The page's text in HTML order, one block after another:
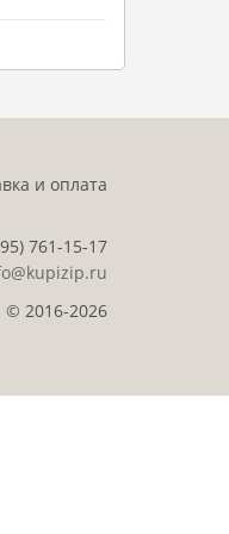
и оплата
761-15-17
© 2016-2026